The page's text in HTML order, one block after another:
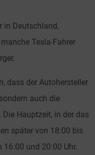
in Deutschland,
Tesla-Fahrer
dass der Autohersteller
auch die
Hauptzeit, in der das
später von 18:00 bis
16:00 und 20:00 Uhr.